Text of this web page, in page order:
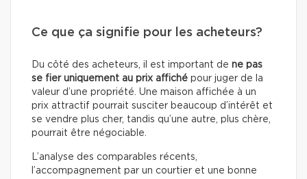
Ce que ça signifie pour les acheteurs?
Du côté des acheteurs, il est important de ne pas
se fier uniquement au prix affiché pour juger de la
valeur d’une propriété. Une maison affichée à un
prix attractif pourrait susciter beaucoup d’intérêt et
se vendre plus cher, tandis qu’une autre, plus chère,
pourrait être négociable.
L’analyse des comparables récents,
l’accompagnement par un courtier et une bonne